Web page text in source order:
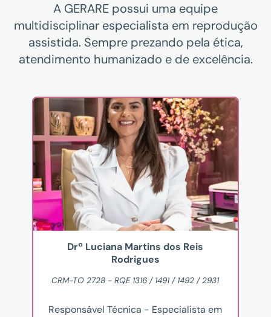
A GERARE possui uma equipe
multidisciplinar especialista em reprodução
assistida. Sempre prezando pela ética,
atendimento humanizado e de excelência.
Drª Luciana Martins dos Reis
Rodrigues
CRM-TO 2728 - RQE 1316 / 1491 / 1492 / 2931
Responsável Técnica - Especialista em